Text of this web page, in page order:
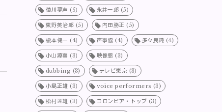
徳川夢声 (5) 永井一郎 (5)
東野英治郎 (5) 内田勝正 (5)
榎本健一 (4) 声事協 (4) 多々良純 (4)
小山源喜 (3) 映像懇 (3)
dubbing (3) テレビ東京 (3)
小島正雄 (3) voice performers (3)
松村達雄 (3) コロンビア・トップ (3)